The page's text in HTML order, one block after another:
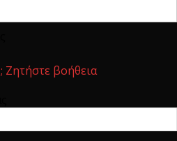
Ζητήστε βοήθεια